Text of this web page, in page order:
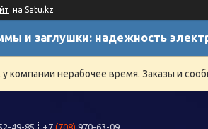
на Satu.kz
и заглушки: надежность
у компании нерабочее время. Заказы и
49-85 +7 (708) 970-63-09